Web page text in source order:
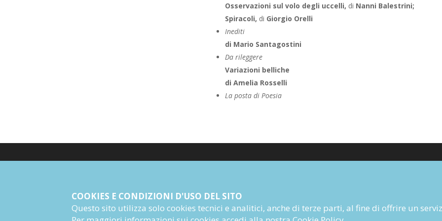
Osservazioni sul volo degli uccelli, di Nanni Balestrini;
Spiracoli, di Giorgio Orelli
Inediti
di Mario Santagostini
Da rileggere
Variazioni belliche
di Amelia Rosselli
La posta di Poesia
PI 04628780969
Informazioni Societarie
Autori
COOKIES E CONDIZIONI D'USO DEL SITO
Questo sito utilizza solo cookies tecnici e analitici, anche di terze parti, al fine di offrire un